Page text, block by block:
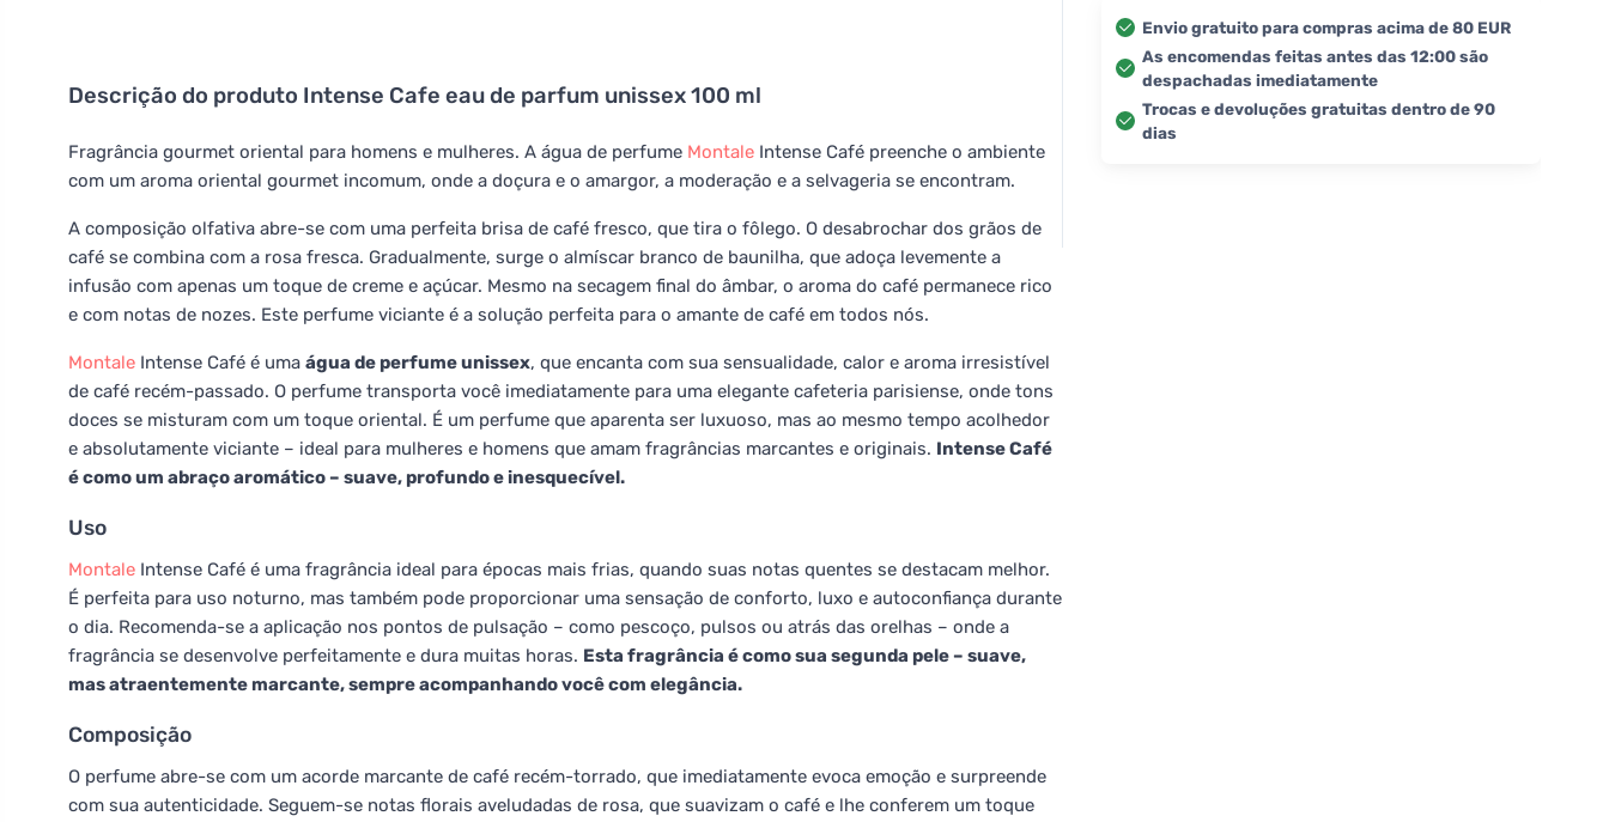
Descrição do produto Intense Cafe eau de parfum unissex 100 ml
Fragrância gourmet oriental para homens e mulheres. A água de perfume Montale Intense Café preenche o ambiente
com um aroma oriental gourmet incomum, onde a doçura e o amargor, a moderação e a selvageria se encontram.
A composição olfativa abre-se com uma perfeita brisa de café fresco, que tira o fôlego. O desabrochar dos grãos de
café se combina com a rosa fresca. Gradualmente, surge o almíscar branco de baunilha, que adoça levemente a
infusão com apenas um toque de creme e açúcar. Mesmo na secagem final do âmbar, o aroma do café permanece rico
e com notas de nozes. Este perfume viciante é a solução perfeita para o amante de café em todos nós.
Montale Intense Café é uma água de perfume unissex, que encanta com sua sensualidade, calor e aroma irresistível
de café recém-passado. O perfume transporta você imediatamente para uma elegante cafeteria parisiense, onde tons
doces se misturam com um toque oriental. É um perfume que aparenta ser luxuoso, mas ao mesmo tempo acolhedor
e absolutamente viciante – ideal para mulheres e homens que amam fragrâncias marcantes e originais. Intense Café
é como um abraço aromático – suave, profundo e inesquecível.
Uso
Montale Intense Café é uma fragrância ideal para épocas mais frias, quando suas notas quentes se destacam melhor.
É perfeita para uso noturno, mas também pode proporcionar uma sensação de conforto, luxo e autoconfiança durante
o dia. Recomenda-se a aplicação nos pontos de pulsação – como pescoço, pulsos ou atrás das orelhas – onde a
fragrância se desenvolve perfeitamente e dura muitas horas. Esta fragrância é como sua segunda pele – suave,
mas atraentemente marcante, sempre acompanhando você com elegância.
Composição
O perfume abre-se com um acorde marcante de café recém-torrado, que imediatamente evoca emoção e surpreende
com sua autenticidade. Seguem-se notas florais aveludadas de rosa, que suavizam o café e lhe conferem um toque
Envio gratuito para compras acima de 80 EUR
As encomendas feitas antes das 12:00 são
despachadas imediatamente
Trocas e devoluções gratuitas dentro de 90
dias